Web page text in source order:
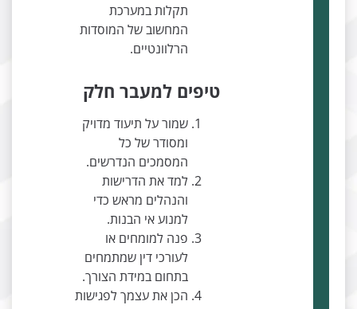
תקלות במערכת
המחשוב של המוסדות
הרלוונטיים.
טיפים למעבר חלק
שמור על תיעוד מדויק
ומסודר של כל
המסמכים הנדרשים.
למד את הדרישות
והנהלים מראש כדי
למנוע אי הבנות.
פנה למומחים או
לעורכי דין שמתמחים
בתחום במידת הצורך.
הכן את עצמך לפגישות